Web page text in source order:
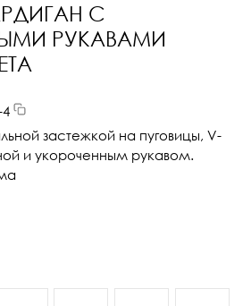
С
РУКАВАМИ
застежкой на пуговицы, V-
и укороченным рукавом.